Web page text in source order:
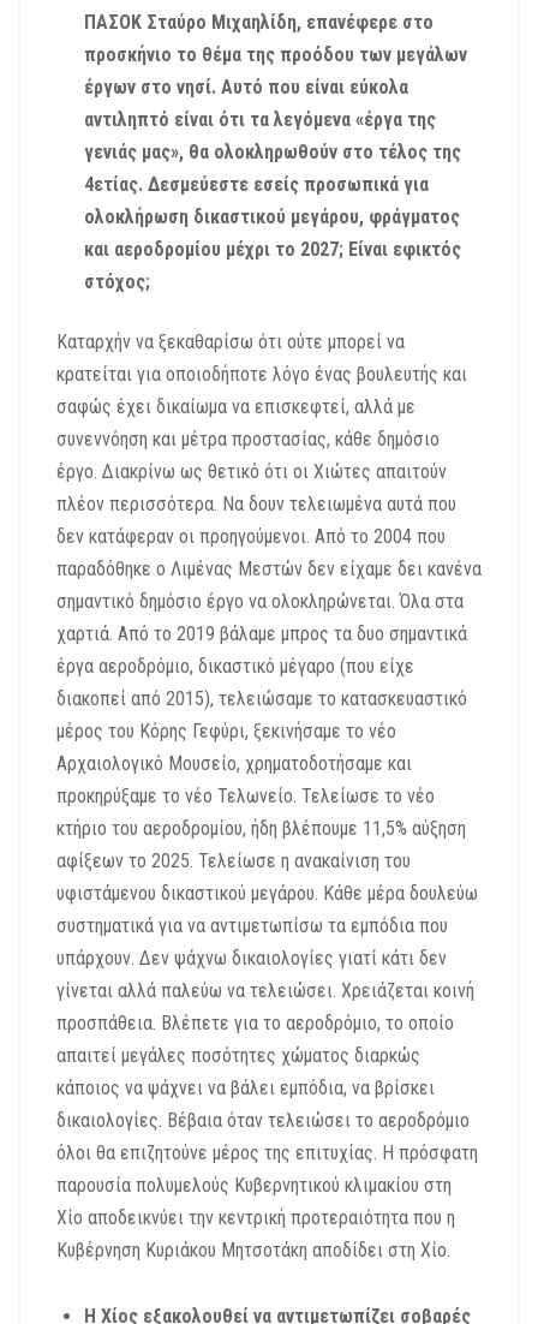
ΠΑΣΟΚ Σταύρο Μιχαηλίδη, επανέφερε στο
προσκήνιο το θέμα της προόδου των μεγάλων
έργων στο νησί. Αυτό που είναι εύκολα
αντιληπτό είναι ότι τα λεγόμενα «έργα της
γενιάς μας», θα ολοκληρωθούν στο τέλος της
4ετίας. Δεσμεύεστε εσείς προσωπικά για
ολοκλήρωση δικαστικού μεγάρου, φράγματος
και αεροδρομίου μέχρι το 2027; Είναι εφικτός
στόχος;
Καταρχήν να ξεκαθαρίσω ότι ούτε μπορεί να
κρατείται για οποιοδήποτε λόγο ένας βουλευτής και
σαφώς έχει δικαίωμα να επισκεφτεί, αλλά με
συνεννόηση και μέτρα προστασίας, κάθε δημόσιο
έργο. Διακρίνω ως θετικό ότι οι Χιώτες απαιτούν
πλέον περισσότερα. Να δουν τελειωμένα αυτά που
δεν κατάφεραν οι προηγούμενοι. Από το 2004 που
παραδόθηκε ο Λιμένας Μεστών δεν είχαμε δει κανένα
σημαντικό δημόσιο έργο να ολοκληρώνεται. Όλα στα
χαρτιά. Από το 2019 βάλαμε μπρος τα δυο σημαντικά
έργα αεροδρόμιο, δικαστικό μέγαρο (που είχε
διακοπεί από 2015), τελειώσαμε το κατασκευαστικό
μέρος του Κόρης Γεφύρι, ξεκινήσαμε το νέο
Αρχαιολογικό Μουσείο, χρηματοδοτήσαμε και
προκηρύξαμε το νέο Τελωνείο. Τελείωσε το νέο
κτήριο του αεροδρομίου, ήδη βλέπουμε 11,5% αύξηση
αφίξεων το 2025. Τελείωσε η ανακαίνιση του
υφιστάμενου δικαστικού μεγάρου. Κάθε μέρα δουλεύω
συστηματικά για να αντιμετωπίσω τα εμπόδια που
υπάρχουν. Δεν ψάχνω δικαιολογίες γιατί κάτι δεν
γίνεται αλλά παλεύω να τελειώσει. Χρειάζεται κοινή
προσπάθεια. Βλέπετε για το αεροδρόμιο, το οποίο
απαιτεί μεγάλες ποσότητες χώματος διαρκώς
κάποιος να ψάχνει να βάλει εμπόδια, να βρίσκει
δικαιολογίες. Βέβαια όταν τελειώσει το αεροδρόμιο
όλοι θα επιζητούνε μέρος της επιτυχίας. Η πρόσφατη
παρουσία πολυμελούς Κυβερνητικού κλιμακίου στη
Χίο αποδεικνύει την κεντρική προτεραιότητα που η
Κυβέρνηση Κυριάκου Μητσοτάκη αποδίδει στη Χίο.
Η Χίος εξακολουθεί να αντιμετωπίζει σοβαρές